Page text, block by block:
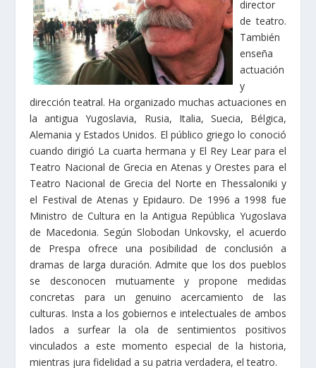
director
de teatro.
También
enseña
actuación
y
dirección teatral. Ha organizado muchas actuaciones en
la antigua Yugoslavia, Rusia, Italia, Suecia, Bélgica,
Alemania y Estados Unidos. El público griego lo conoció
cuando dirigió La cuarta hermana y El Rey Lear para el
Teatro Nacional de Grecia en Atenas y Orestes para el
Teatro Nacional de Grecia del Norte en Thessaloniki y
el Festival de Atenas y Epidauro. De 1996 a 1998 fue
Ministro de Cultura en la Antigua República Yugoslava
de Macedonia. Según Slobodan Unkovsky, el acuerdo
de Prespa ofrece una posibilidad de conclusión a
dramas de larga duración. Admite que los dos pueblos
se desconocen mutuamente y propone medidas
concretas para un genuino acercamiento de las
culturas. Insta a los gobiernos e intelectuales de ambos
lados a surfear la ola de sentimientos positivos
vinculados a este momento especial de la historia,
mientras jura fidelidad a su patria verdadera, el teatro.